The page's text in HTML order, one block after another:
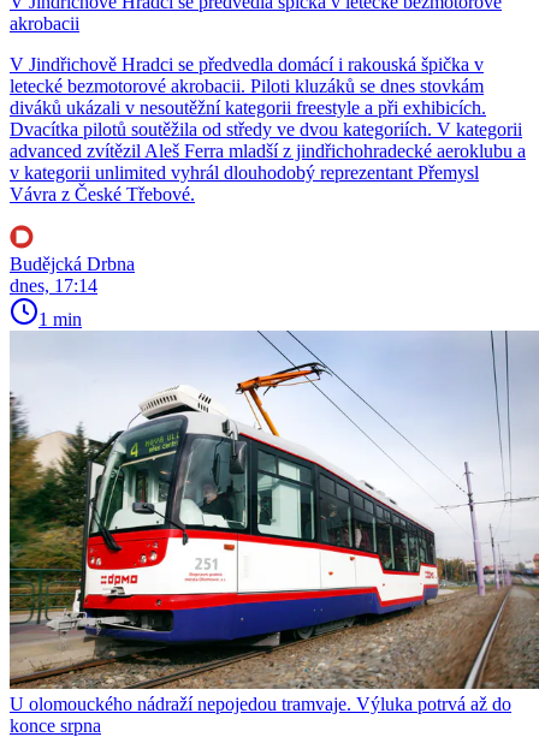
akrobacii
V Jindřichově Hradci se předvedla domácí i rakouská špička v
letecké bezmotorové akrobacii. Piloti kluzáků se dnes stovkám
diváků ukázali v nesoutěžní kategorii freestyle a při exhibicích.
Dvacítka pilotů soutěžila od středy ve dvou kategoriích. V kategorii
advanced zvítězil Aleš Ferra mladší z jindřichohradecké aeroklubu a
v kategorii unlimited vyhrál dlouhodobý reprezentant Přemysl
Vávra z České Třebové.
Budějcká Drbna
dnes, 17:14
1 min
U olomouckého nádraží nepojedou tramvaje. Výluka potrvá až do
konce srpna